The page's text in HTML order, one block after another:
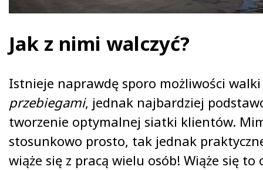
Jak z nimi walczyć?
Istnieje naprawdę sporo możliwości
przebiegami, jednak najbardziej
tworzenie optymalnej siatki klientów.
stosunkowo prosto, tak jednak
wiąże się z pracą wielu osób! Wiąże się to